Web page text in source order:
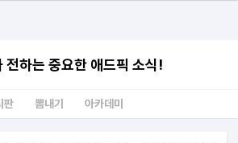
전하는 중요한 애드픽 소식!
판 뽐내기 아카데미